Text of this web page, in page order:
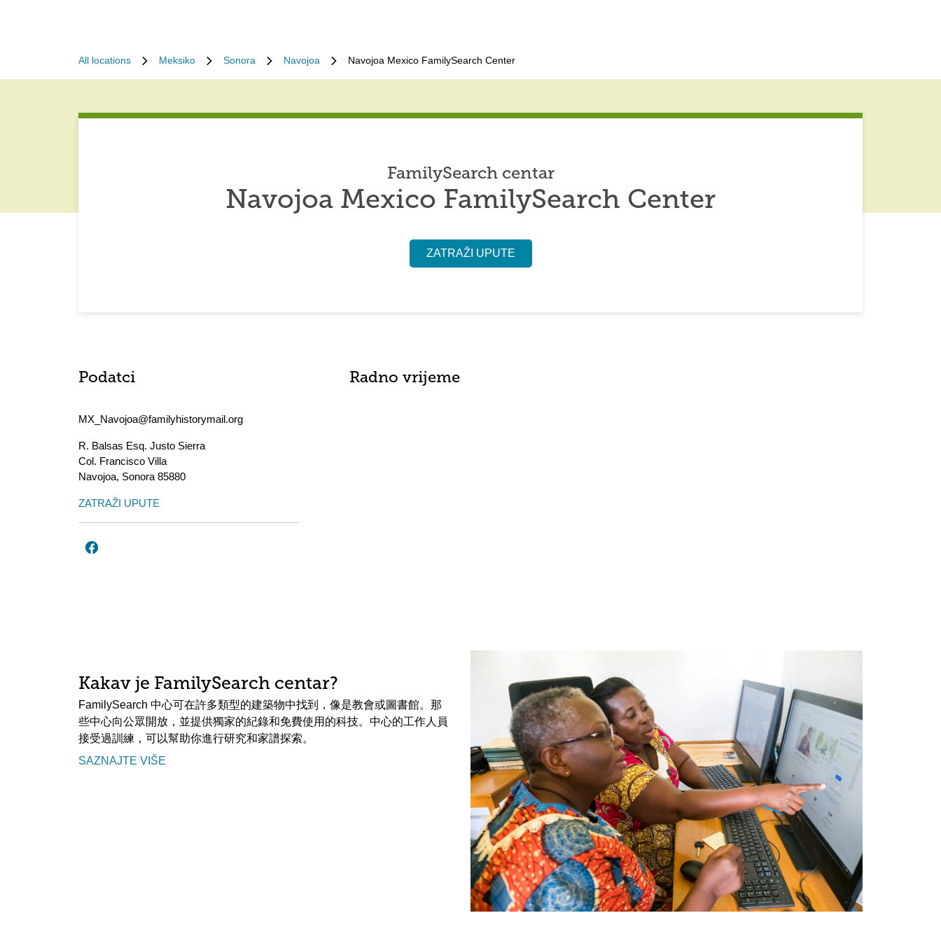
All locations Meksiko Sonora Navojoa Navojoa Mexico FamilySearch Center
FamilySearch centar
Navojoa Mexico FamilySearch Center
ZATRAŽI UPUTE
Podatci
MX_Navojoa@familyhistorymail.org
R. Balsas Esq. Justo Sierra
Col. Francisco Villa
Navojoa, Sonora 85880
ZATRAŽI UPUTE
Radno vrijeme
Kakav je FamilySearch centar?
FamilySearch 中心可在許多類型的建築物中找到，像是教會或圖書館。那
些中心向公眾開放，並提供獨家的紀錄和免費使用的科技。中心的工作人員
接受過訓練，可以幫助你進行研究和家譜探索。
SAZNAJTE VIŠE